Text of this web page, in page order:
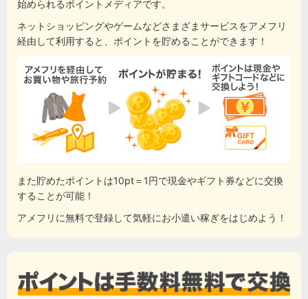
始められるポイントメディアです。
ネットショッピングやゲームなどさまざまサービスをアメフリ
経由して利用すると、ポイントを貯めることができます！
また貯めたポイントは10pt＝1円で現金やギフト券などに交換
することが可能！
アメフリに無料で登録して気軽にお小遣い稼ぎをはじめよう！